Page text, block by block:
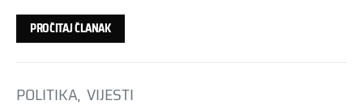
PROČITAJ ČLANAK
POLITIKA VIJESTI